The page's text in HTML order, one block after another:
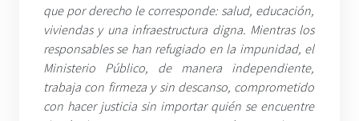
que por derecho le corresponde: salud, educación,
viviendas y una infraestructura digna. Mientras los
responsables se han refugiado en la impunidad, el
Ministerio Público, de manera independiente,
trabaja con firmeza y sin descanso, comprometido
con hacer justicia sin importar quién se encuentre